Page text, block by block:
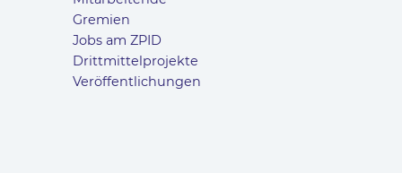
Gremien
Jobs am ZPID
Drittmittelprojekte
Veröffentlichungen